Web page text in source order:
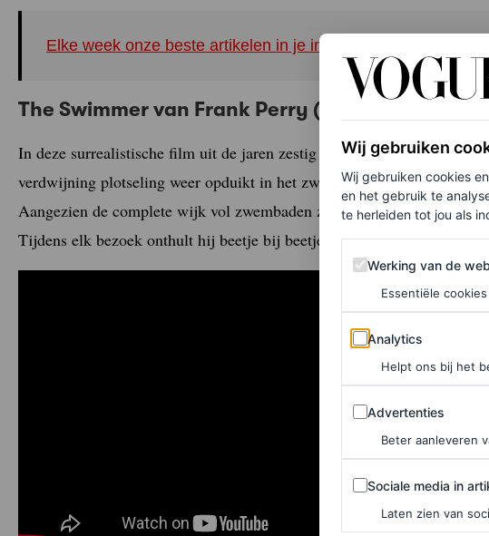
Elke week onze beste artikelen in je inbox? Schrijf je hier in
The Swimmer van Frank Perry (1968)
In deze surrealistische film uit de jaren zestig speelt Burt Lancaster
verdwijning plotseling weer opduikt in het zwembad van vrienden in
Aangezien de complete wijk vol zwembaden zit, besluit hij om van
Tijdens elk bezoek onthult hij beetje bij beetje zijn levensverhaal.
Wij gebruiken
Wij gebruiken cookies
en het gebruik te
te herleiden tot jou als
Werking van de website
Werking van de
Essentiële
Analytics
Analytics
Helpt ons bij het
Advertenties
Advertenties
Beter aanleveren
Sociale media in
Sociale media in
Laten zien van